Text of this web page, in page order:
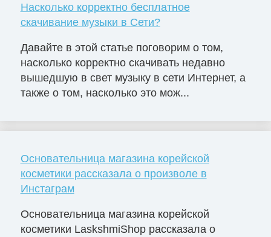
Насколько корректно бесплатное
скачивание музыки в Сети?
Давайте в этой статье поговорим о том,
насколько корректно скачивать недавно
вышедшую в свет музыку в сети Интернет, а
также о том, насколько это мож...
Основательница магазина корейской
косметики рассказала о произволе в
Инстаграм
Основательница магазина корейской
косметики LaskshmiShop рассказала о